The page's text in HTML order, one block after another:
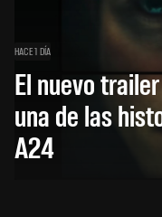
HACE 1 DÍA
El nuevo
una de las
A24